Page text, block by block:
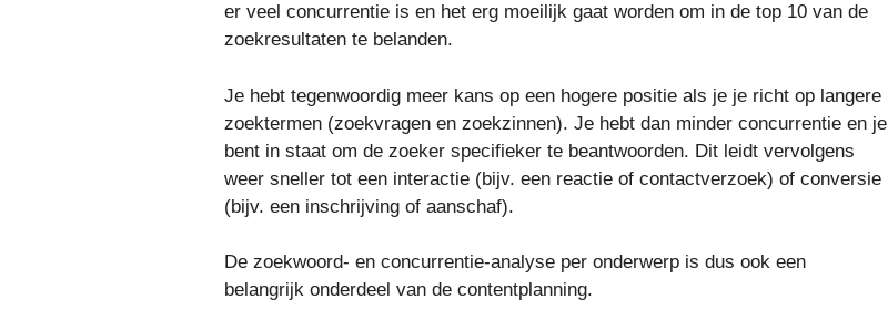
er veel concurrentie is en het erg moeilijk gaat worden om in de top 10 van de
zoekresultaten te belanden.
Je hebt tegenwoordig meer kans op een hogere positie als je je richt op langere
zoektermen (zoekvragen en zoekzinnen). Je hebt dan minder concurrentie en je
bent in staat om de zoeker specifieker te beantwoorden. Dit leidt vervolgens
weer sneller tot een interactie (bijv. een reactie of contactverzoek) of conversie
(bijv. een inschrijving of aanschaf).
De zoekwoord- en concurrentie-analyse per onderwerp is dus ook een
belangrijk onderdeel van de contentplanning.